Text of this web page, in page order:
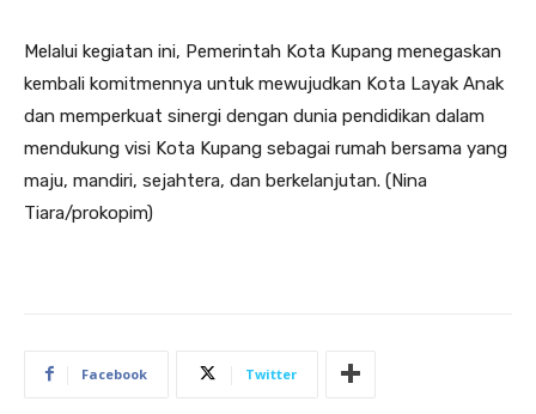
Melalui kegiatan ini, Pemerintah Kota Kupang menegaskan
kembali komitmennya untuk mewujudkan Kota Layak Anak
dan memperkuat sinergi dengan dunia pendidikan dalam
mendukung visi Kota Kupang sebagai rumah bersama yang
maju, mandiri, sejahtera, dan berkelanjutan. (Nina
Tiara/prokopim)
Facebook Twitter